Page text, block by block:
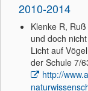
2010-2014
Klenke R,
und doch
Licht auf
der Schule 7/
http://